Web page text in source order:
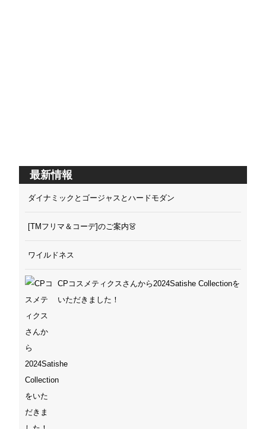
最新情報
ダイナミックとゴージャスとハードモダン
[TMフリマ＆コーデ]のご案内👗
ワイルドネス
CPコスメティクスさんから2024Satishe Collectionを
いただきました！